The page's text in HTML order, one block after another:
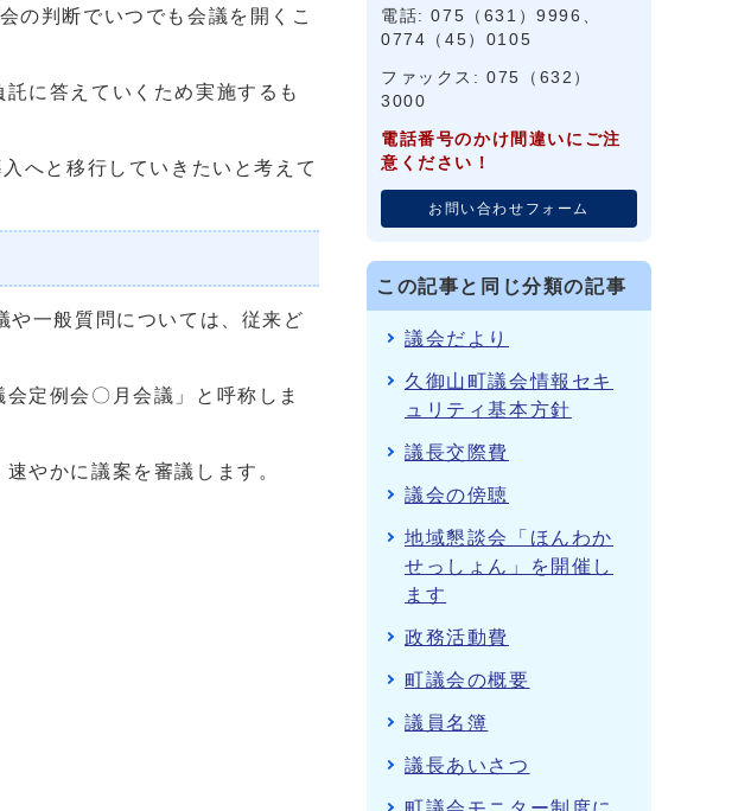
の判断でいつでも会議を開くこ
に答えていくため実施するも
へと移行していきたいと考えて
や一般質問については、従来ど
定例会〇月会議」と呼称しま
やかに議案を審議します。
電話: 075（631）9996、
0774（45）0105
ファックス: 075（632）
3000
電話番号のかけ間違いにご注
意ください！
お問い合わせフォーム
この記事と同じ分類の記事
議会だより
久御山町議会情報セキ
ュリティ基本方針
議長交際費
議会の傍聴
地域懇談会「ほんわか
せっしょん」を開催し
ます
政務活動費
町議会の概要
議員名簿
議長あいさつ